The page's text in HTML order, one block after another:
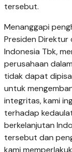
tersebut.
Menanggapi
Presiden Direktur
Indonesia Tbk,
perusahaan
tidak dapat
untuk
integritas, kami
terhadap
berkelanjutan
tersebut dan
kami